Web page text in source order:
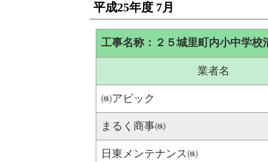
平成25年度 7月
工事名称：２５城里町内小中学校
業者名
㈱アビック
まるく商事㈱
日東メンテナンス㈱